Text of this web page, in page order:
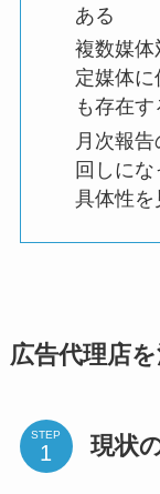
ある
複数媒体
定媒体
も存在す
月次報
回しに
具体性を
広告代理店
STEP 現状